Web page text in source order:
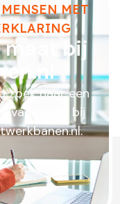
MET
maat bij
zoek naar een
vacatures bij